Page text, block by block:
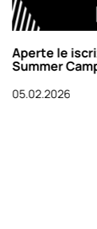
Aperte le
Summer
05.02.2026